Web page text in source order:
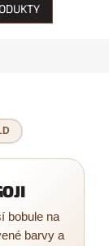
bobule na
barvy a